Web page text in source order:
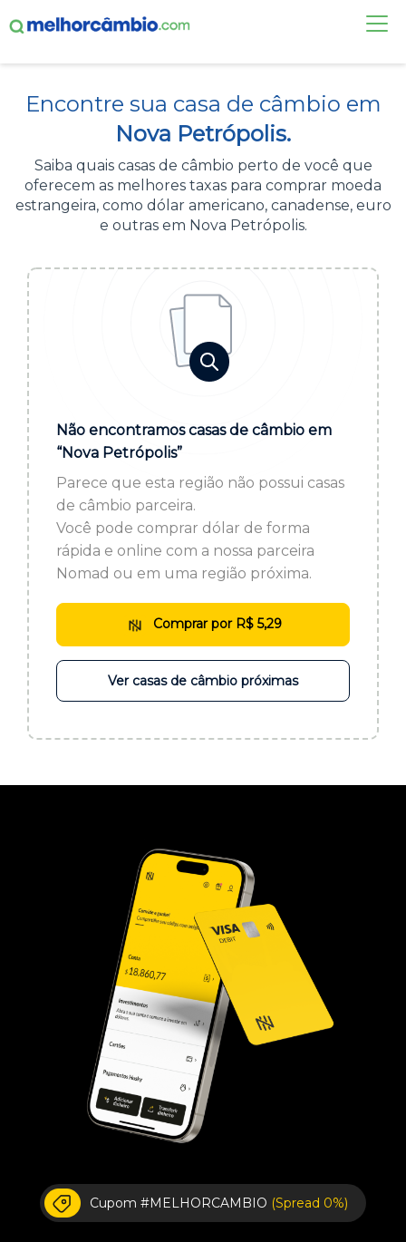
CASAS DE CÂMBIO
DÓLAR HOJE
ALERTA DE CÂMBIO
Acesse sua conta:
BROKER DE OFERTAS
ou cadastre-se se ainda não tem registro:
CADASTRE-SE
Encontre sua casa de câmbio em
Nova Petrópolis.
Saiba quais casas de câmbio perto de você que
oferecem as melhores taxas para comprar moeda
estrangeira, como dólar americano, canadense, euro
e outras em Nova Petrópolis.
Não encontramos casas de câmbio em
“Nova Petrópolis”
Parece que esta região não possui casas
de câmbio parceira.
Você pode comprar dólar de forma
rápida e online com a nossa parceira
Nomad ou em uma região próxima.
Comprar por R$ 5,29
Ver casas de câmbio próximas
Cupom #MELHORCAMBIO (Spread 0%)